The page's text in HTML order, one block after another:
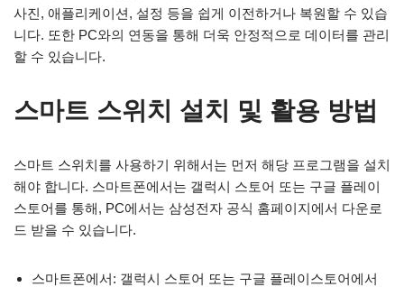
사진, 애플리케이션, 설정 등을 쉽게 이전하거나 복원할 수 있습
니다. 또한 PC와의 연동을 통해 더욱 안정적으로 데이터를 관리
할 수 있습니다.
스마트 스위치 설치 및 활용 방법
스마트 스위치를 사용하기 위해서는 먼저 해당 프로그램을 설치
해야 합니다. 스마트폰에서는 갤럭시 스토어 또는 구글 플레이
스토어를 통해, PC에서는 삼성전자 공식 홈페이지에서 다운로
드 받을 수 있습니다.
스마트폰에서: 갤럭시 스토어 또는 구글 플레이스토어에서